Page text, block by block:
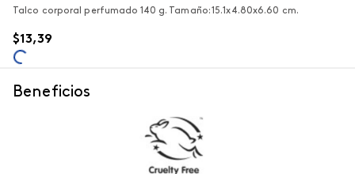
Talco corporal perfumado 140 g. Tamaño: 15.1x4.80x6.60 cm.
$13,39
Beneficios